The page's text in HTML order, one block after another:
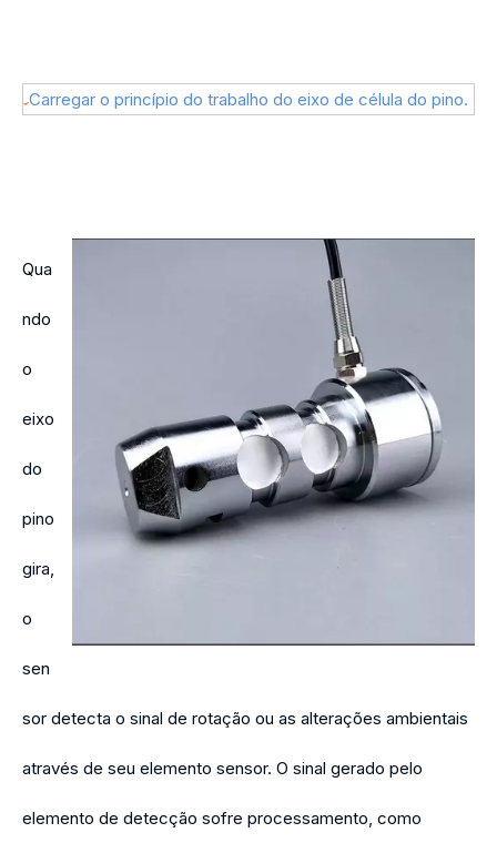
Carregar o princípio do trabalho do eixo de célula do pino.
Qua
ndo
o
eixo
do
pino
gira,
o
sen
sor detecta o sinal de rotação ou as alterações ambientais
através de seu elemento sensor. O sinal gerado pelo
elemento de detecção sofre processamento, como